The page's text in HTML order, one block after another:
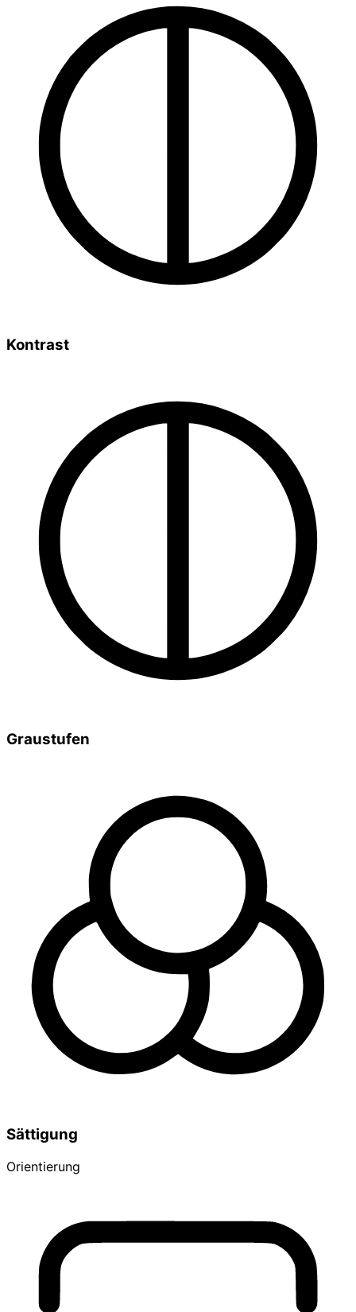
Kontrast
Graustufen
Sättigung
Orientierung